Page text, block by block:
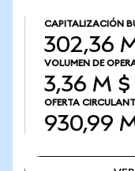
CAPITALIZACIÓN
302,36
VOLUMEN DE
3,36 M $
OFERTA
930,99